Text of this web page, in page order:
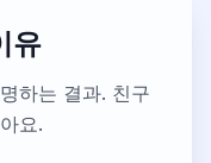
유
하는 결과. 친구
요.